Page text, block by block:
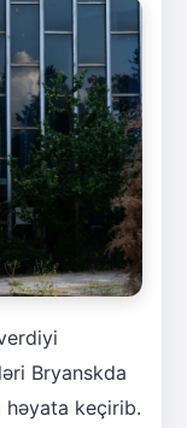
Bryanskda
keçirib.